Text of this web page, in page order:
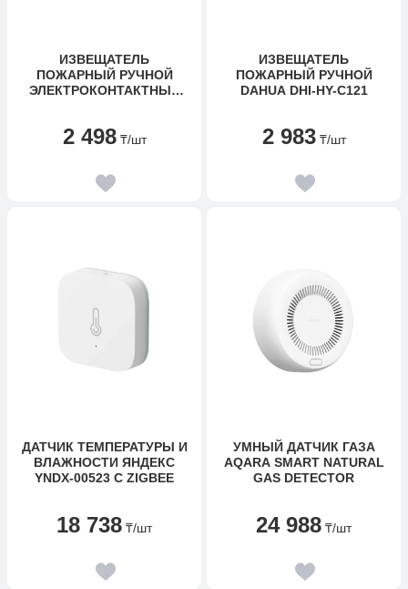
ИЗВЕЩАТЕЛЬ
ПОЖАРНЫЙ РУЧНОЙ
ЭЛЕКТРОКОНТАКТНЫЙ
2 498 ₸/шт
ИЗВЕЩАТЕЛЬ
ПОЖАРНЫЙ РУЧНОЙ
DAHUA DHI-HY-C121
2 983 ₸/шт
ДАТЧИК ТЕМПЕРАТУРЫ И
ВЛАЖНОСТИ ЯНДЕКС
YNDX-00523 С ZIGBEE
18 738 ₸/шт
УМНЫЙ ДАТЧИК ГАЗА
AQARA SMART NATURAL
GAS DETECTOR
24 988 ₸/шт